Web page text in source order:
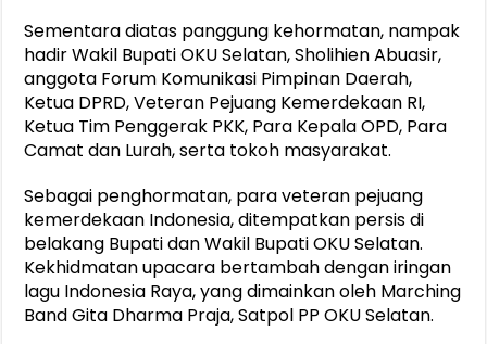
Sementara diatas panggung kehormatan, nampak
hadir Wakil Bupati OKU Selatan, Sholihien Abuasir,
anggota Forum Komunikasi Pimpinan Daerah,
Ketua DPRD, Veteran Pejuang Kemerdekaan RI,
Ketua Tim Penggerak PKK, Para Kepala OPD, Para
Camat dan Lurah, serta tokoh masyarakat.
Sebagai penghormatan, para veteran pejuang
kemerdekaan Indonesia, ditempatkan persis di
belakang Bupati dan Wakil Bupati OKU Selatan.
Kekhidmatan upacara bertambah dengan iringan
lagu Indonesia Raya, yang dimainkan oleh Marching
Band Gita Dharma Praja, Satpol PP OKU Selatan.